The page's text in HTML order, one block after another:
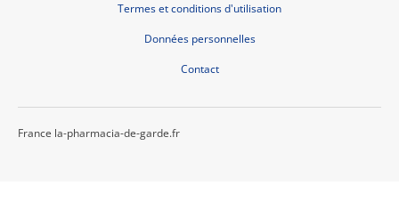
Termes et conditions d'utilisation
Données personnelles
Contact
France la-pharmacia-de-garde.fr